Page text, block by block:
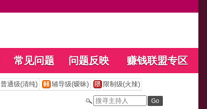
常见问题 问题反映 赚钱联盟专区
普通级(清纯) 辅导级(暧昧) 限制级(火辣)